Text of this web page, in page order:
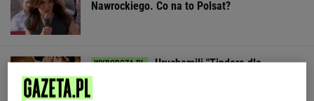
Nawrockiego. Co na to Polsat?
Uruchomili "Tindera dla
medyków". Szybko zgłosili się też adwokaci